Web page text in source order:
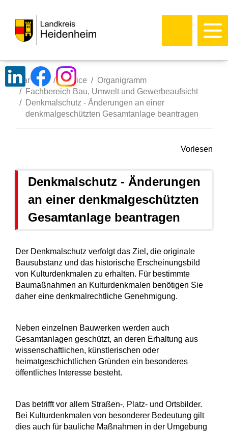
Startseite Service
Organigramm
Fachbereich Bau, Umwelt und Gewerbeaufsicht
Denkmalschutz - Änderungen an einer
denkmalgeschützten Gesamtanlage beantragen
Vorlesen
Denkmalschutz - Änderungen
an einer denkmalgeschützten
Gesamtanlage beantragen
Der Denkmalschutz verfolgt das Ziel, die originale
Bausubstanz und das historische Erscheinungsbild
von Kulturdenkmalen zu erhalten. Für bestimmte
Baumaßnahmen an Kulturdenkmalen benötigen Sie
daher eine denkmalrechtliche Genehmigung.
Neben einzelnen Bauwerken werden auch
Gesamtanlagen geschützt, an deren Erhaltung aus
wissenschaftlichen, künstlerischen oder
heimatgeschichtlichen Gründen ein besonderes
öffentliches Interesse besteht.
Das betrifft vor allem Straßen-, Platz- und Ortsbilder.
Bei Kulturdenkmalen von besonderer Bedeutung gilt
dies auch für bauliche Maßnahmen in der Umgebung